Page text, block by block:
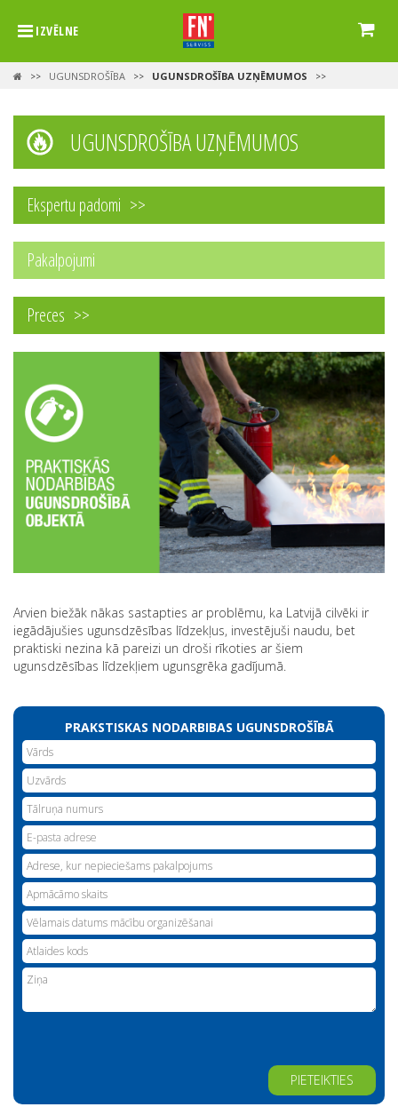
IZVĒLNE
>> UGUNSDROŠĪBA >> UGUNSDROŠĪBA UZŅĒMUMOS >>
UGUNSDROŠĪBA UZŅĒMUMOS
Ekspertu padomi
Pakalpojumi
Preces
Arvien biežāk nākas sastapties ar problēmu, ka Latvijā cilvēki ir
iegādājušies ugunsdzēsības līdzekļus, investējuši naudu, bet
praktiski nezina kā pareizi un droši rīkoties ar šiem
ugunsdzēsības līdzekļiem ugunsgrēka gadījumā.
PRAKSTISKAS NODARBIBAS UGUNSDROŠĪBĀ